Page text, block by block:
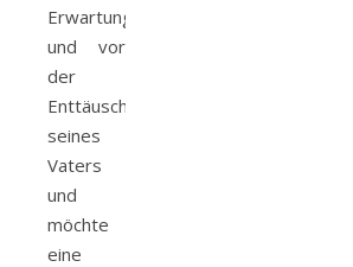
Erwartungen
und vor
der
Enttäuschung
seines
Vaters
und
möchte
eine